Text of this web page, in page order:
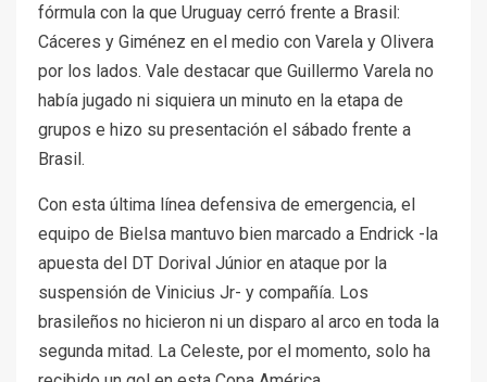
fórmula con la que Uruguay cerró frente a Brasil:
Cáceres y Giménez en el medio con Varela y Olivera
por los lados. Vale destacar que Guillermo Varela no
había jugado ni siquiera un minuto en la etapa de
grupos e hizo su presentación el sábado frente a
Brasil.
Con esta última línea defensiva de emergencia, el
equipo de Bielsa mantuvo bien marcado a Endrick -la
apuesta del DT Dorival Júnior en ataque por la
suspensión de Vinicius Jr- y compañía. Los
brasileños no hicieron ni un disparo al arco en toda la
segunda mitad. La Celeste, por el momento, solo ha